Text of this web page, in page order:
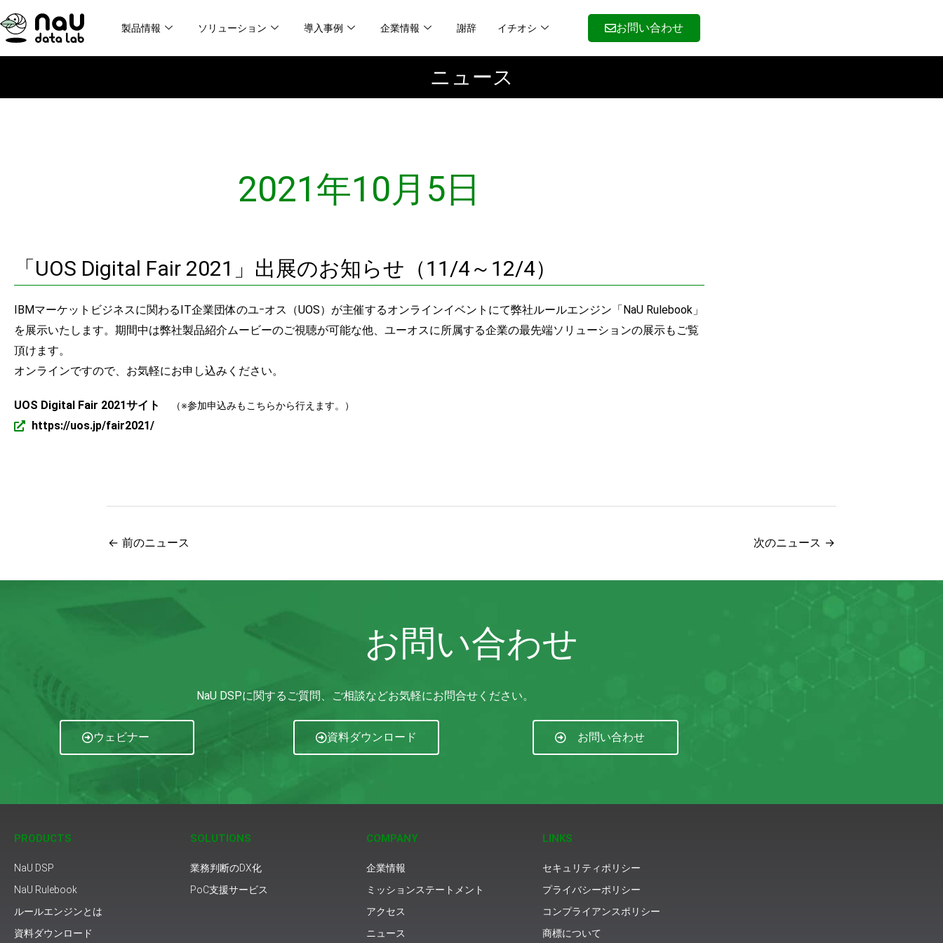
容
製品情報 ソリューション 導入事例 企業情報 謝辞 イチオシ お問い合わせ
ニュース
2021年10月5日
「UOS Digital Fair 2021」出展のお知らせ（11/4～12/4）
IBMマーケットビジネスに関わるIT企業団体のユｰオス（UOS）が主催するオンラインイベントにて弊社ルールエンジン「NaU Rulebook」
を展示いたします。期間中は弊社製品紹介ムービーのご視聴が可能な他、ユーオスに所属する企業の最先端ソリューションの展示もご覧
頂けます。
オンラインですので、お気軽にお申し込みください。
UOS Digital Fair 2021サイト （※参加申込みもこちらから行えます。）
https://uos.jp/fair2021/
← 前のニュース 次のニュース →
お問い合わせ
NaU DSPに関するご質問、ご相談などお気軽にお問合せください。
ウェビナー 資料ダウンロード お問い合わせ
PRODUCTS
NaU DSP
NaU Rulebook
ルールエンジンとは
資料ダウンロード
SOLUTIONS
業務判断のDX化
PoC支援サービス
COMPANY
企業情報
ミッションステートメント
アクセス
ニュース
LINKS
セキュリティポリシー
プライバシーポリシー
コンプライアンスポリシー
商標について